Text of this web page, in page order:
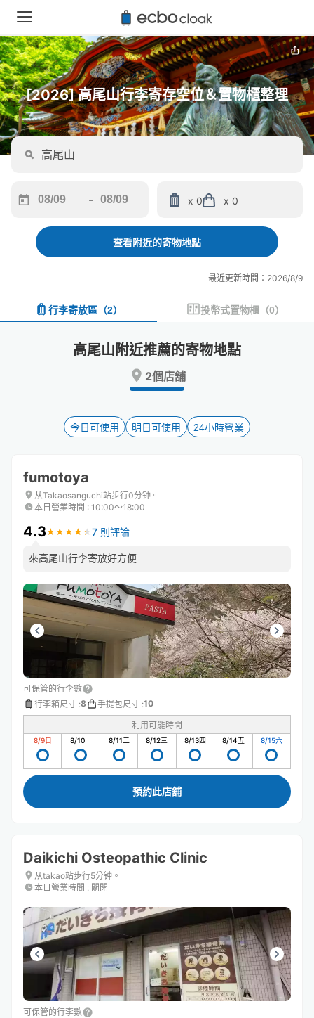
[2026] 高尾山行李寄存空位＆置物櫃整理
forward
interact
and
keyboard
shortcuts
for
changing
dates.
-
backward
interact
and
a
date.
key
to
shortcuts
for
changing
dates.
x 0 x 0
查看附近的寄物地點
最近更新時間：2026/8/9
行李寄放區 （2） 投幣式置物櫃 （0）
高尾山附近推薦的寄物地點
2個店舖
今日可使用 明日可使用 24小時營業
fumotoya
从Takaosanguchi站步行0分钟。
本日營業時間 : 10:00〜18:00
4.3★ ★ ★ ★ ★
★ ★ ★ ★ ★ 7 則評論
來高尾山行李寄放好方便
可保管的行李數
行李箱尺寸 :8 手提包尺寸 :10
利用可能時間
8/9日 8/10一 8/11二 8/12三 8/13四 8/14五 8/15六
預約此店舖
Daikichi Osteopathic Clinic
从takao站步行5分钟。
本日營業時間 : 關閉
可保管的行李數